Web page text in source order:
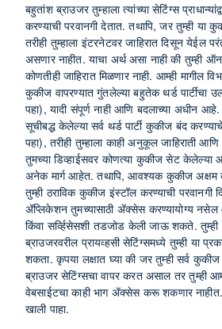
बहुतांश ब्राउजर तुम्हाला त्यांच्या सेटिंग्स
करण्याची परवानगी देतात. तथापि, जर तुम्ही
तरीही तुम्हाला इंटरनेटवर जाहिरात दिसून येईल
असणार नाहीत. याचा अर्थ असा नाही की तुम्ही
कोणतीही जाहिरात मिळणार नाही. आम्ही मागील
कुकीज वापरण्यात गुंतलेल्या बहुतेक थर्ड
पहा), यादी संपूर्ण नाही आणि बदलाच्या अधीन
सूचीबद्ध केलेल्या सर्व थर्ड पार्टी कुकीज बंद
पहा), तरीही तुम्हाला काही अनुकूल जाहिराती
तुमच्या डिव्हाईसवर कोणत्या कुकीज सेट
अनेक मार्ग आहेत. तथापि, आवश्यक कुकीज अक्षम
तुम्ही ठराविक कुकीज इंस्टॉल करण्याची परवानगी
ॲप्लिकेशन तुमच्यासाठी ॲक्सेस करण्यायोग्य नसेल
किंवा सर्व्हिसेसशी तडजोड केली जाऊ शकते.
ब्राउजरवरील प्रायव्हसी सेटिंग्समध्ये तुम्ही या
शकता. कृपया लक्षात घ्या की जर तुम्ही सर्व कुकीज
ब्राउजर सेटिंग्सचा वापर करत असाल तर तुम्ही
वेबसाईटचा काही भाग ॲक्सेस करू शकणार नाहीत.
खाली पाहा.